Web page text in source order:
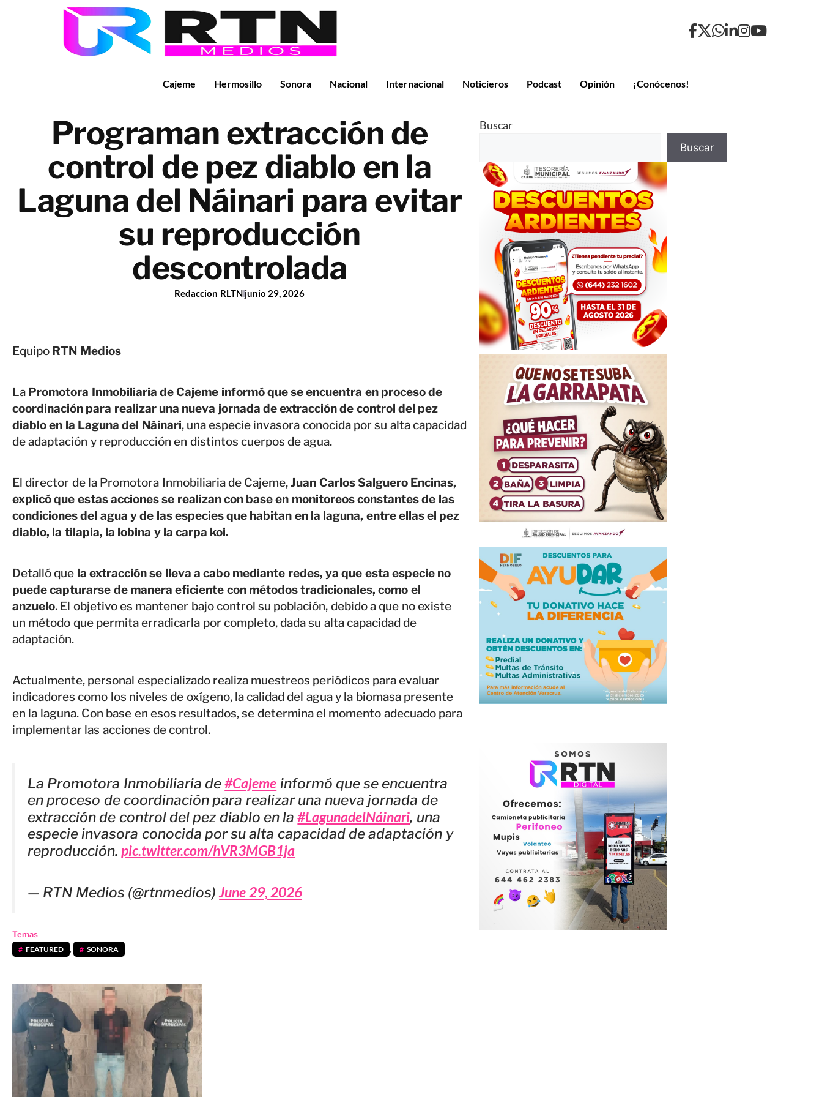
Cajeme Hermosillo Sonora Nacional Internacional Noticieros Podcast Opinión ¡Conócenos!
Programan extracción de
control de pez diablo en la
Laguna del Náinari para evitar
su reproducción
descontrolada
Redaccion RLTNjunio 29, 2026
Equipo RTN Medios
La Promotora Inmobiliaria de Cajeme informó que se encuentra en proceso de
coordinación para realizar una nueva jornada de extracción de control del pez
diablo en la Laguna del Náinari, una especie invasora conocida por su alta capacidad
de adaptación y reproducción en distintos cuerpos de agua.
El director de la Promotora Inmobiliaria de Cajeme,Juan Carlos Salguero Encinas,
explicó que estas acciones se realizan con base en monitoreos constantes de las
condiciones del agua y de las especies que habitan en la laguna, entre ellas el pez
diablo, la tilapia, la lobina y la carpa koi.
Detalló que la extracción se lleva a cabo mediante redes, ya que esta especie no
puede capturarse de manera eficiente con métodos tradicionales, como el
anzuelo. El objetivo es mantener bajo control su población, debido a que no existe
un método que permita erradicarla por completo, dada su alta capacidad de
adaptación.
Actualmente, personal especializado realiza muestreos periódicos para evaluar
indicadores como los niveles de oxígeno, la calidad del agua y la biomasa presente
en la laguna. Con base en esos resultados, se determina el momento adecuado para
implementar las acciones de control.
La Promotora Inmobiliaria de#Cajeme informó que se encuentra
en proceso de coordinación para realizar una nueva jornada de
extracción de control del pez diablo en la#LagunadelNáinari, una
especie invasora conocida por su alta capacidad de adaptación y
reproducción.pic.twitter.com/hVR3MGB1ja
— RTN Medios (@rtnmedios)June 29, 2026
Temas
FEATURED , SONORA
Buscar
Buscar